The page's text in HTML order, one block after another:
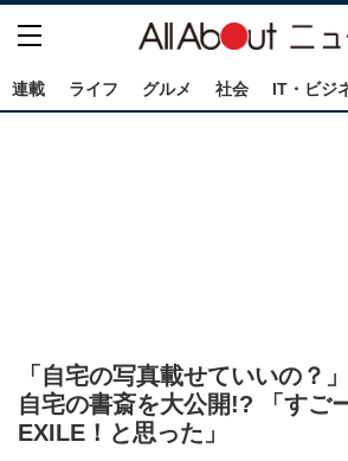
連載 ライフ グルメ 社会 IT・ビジ
「自宅の写真載せていいの？
自宅の書斎を大公開!? 「すご
EXILE！と思った」